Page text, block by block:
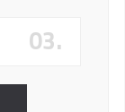
03.